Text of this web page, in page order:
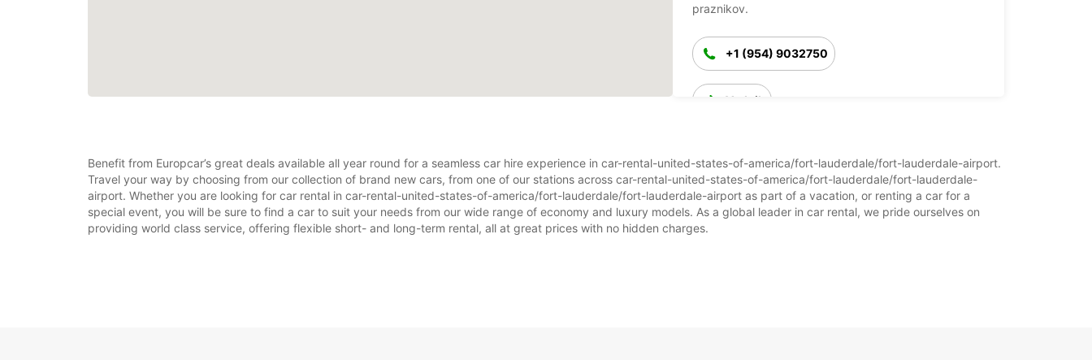
praznikov.
+1 (954) 9032750
Vodnik
Benefit from Europcar’s great deals available all year round for a seamless car hire experience in car-rental-united-states-of-america/fort-lauderdale/fort-lauderdale-airport.
Travel your way by choosing from our collection of brand new cars, from one of our stations across car-rental-united-states-of-america/fort-lauderdale/fort-lauderdale-
airport. Whether you are looking for car rental in car-rental-united-states-of-america/fort-lauderdale/fort-lauderdale-airport as part of a vacation, or renting a car for a
special event, you will be sure to find a car to suit your needs from our wide range of economy and luxury models. As a global leader in car rental, we pride ourselves on
providing world class service, offering flexible short- and long-term rental, all at great prices with no hidden charges.